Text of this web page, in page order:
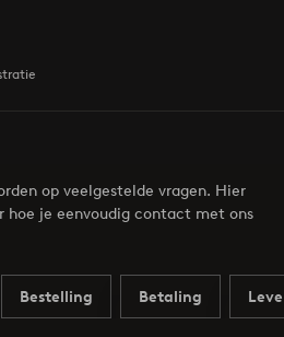
op veelgestelde vragen. Hier
hoe je eenvoudig contact met ons
Bestelling Betaling